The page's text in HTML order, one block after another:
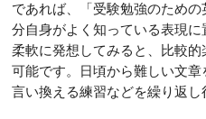
であれば、「受験勉強のため
分自身がよく知っている表現に
柔軟に発想してみると、比較
可能です。日頃から難しい文
言い換える練習などを繰り返し